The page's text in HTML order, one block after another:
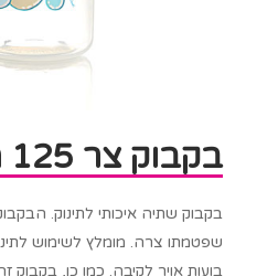
בקבוק צר 125 מ"ל תכלת
בקבוק שתיה איכותי לתינוק.
שפטמתו צרה. מומלץ לשימוש
בועות אויר לקיבה. כמו כן, בקבוק